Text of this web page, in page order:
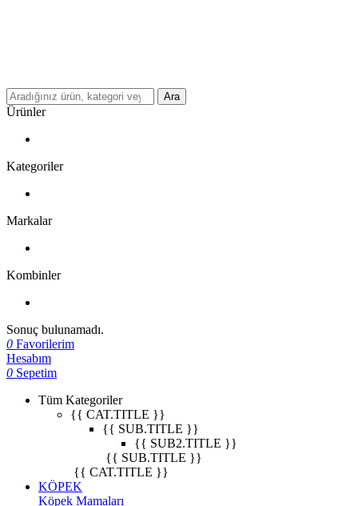
Ara
Ürünler
Kategoriler
Markalar
Kombinler
Sonuç bulunamadı.
0 Favorilerim
Hesabım
0 Sepetim
Tüm Kategoriler
{{ CAT.TITLE }}
{{ SUB.TITLE }}
{{ SUB2.TITLE }}
{{ SUB.TITLE }}
{{ CAT.TITLE }}
KÖPEK
Köpek Mamaları